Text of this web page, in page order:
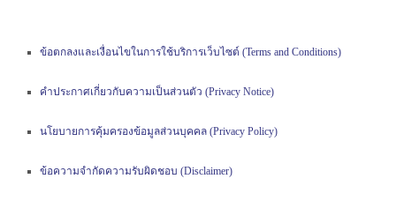
ข้อตกลงและเงื่อนไขในการใช้บริการเว็บไซต์ (Terms and Conditions)
คำประกาศเกี่ยวกับความเป็นส่วนตัว (Privacy Notice)
นโยบายการคุ้มครองข้อมูลส่วนบุคคล (Privacy Policy)
ข้อความจำกัดความรับผิดชอบ (Disclaimer)